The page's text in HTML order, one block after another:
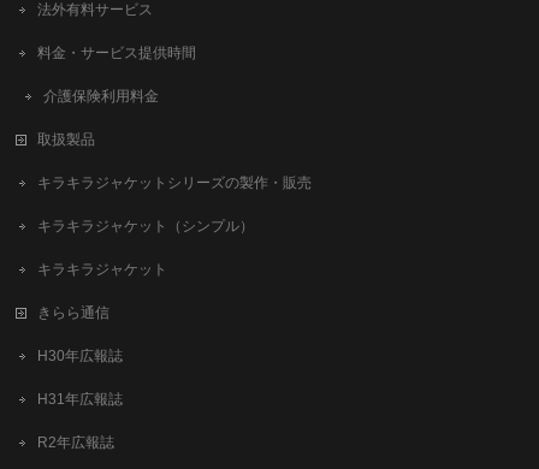
法外有料サービス
料金・サービス提供時間
介護保険利用料金
取扱製品
キラキラジャケットシリーズの製作・販売
キラキラジャケット（シンプル）
キラキラジャケット
きらら通信
H30年広報誌
H31年広報誌
R2年広報誌